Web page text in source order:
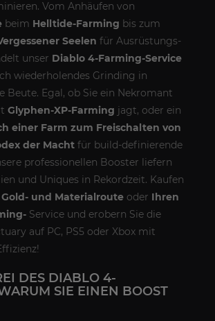
Vom Anhäufen von
beim Helltide-Farming bis zum
Seelen für Ausrüstungs-
unser Diablo 4-Farming-Service
wiederholendes Grinding in
Beute. Egal, ob Sie ein Nekromant
Glyphen-XP-Farming jagt, oder ein
einer Farm zum Freischalten von
der Macht für build-definierende
professionellen Booster liefern
und Uniques in Rekordzeit. Kaufen
Gold- und Materialroute oder Ihren
Service und erobern Sie die
auf PC, PS5 oder Xbox mit
DES DIABLO 4-
SIE EINEN BOOST